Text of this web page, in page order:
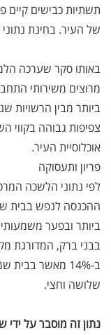
תשתיות כבישים קיים
של העיר. בחינת
מרוצים משירותי
ביותר מבין הרשויות
צפיפות גבוהה בקווי
אוכלוסיית העיר.
פריון ותעסוקה
לפי נתוני הלשכה
ביותר ובפער
בבני ברק, המדורגת
ב-14% מאשר
שלושה וחצי.
נתון זה מוסבר על